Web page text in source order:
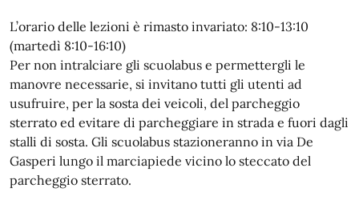
L’orario delle lezioni è rimasto invariato: 8:10-13:10
(martedì 8:10-16:10)
Per non intralciare gli scuolabus e permettergli le
manovre necessarie, si invitano tutti gli utenti ad
usufruire, per la sosta dei veicoli, del parcheggio
sterrato ed evitare di parcheggiare in strada e fuori dagli
stalli di sosta. Gli scuolabus stazioneranno in via De
Gasperi lungo il marciapiede vicino lo steccato del
parcheggio sterrato.